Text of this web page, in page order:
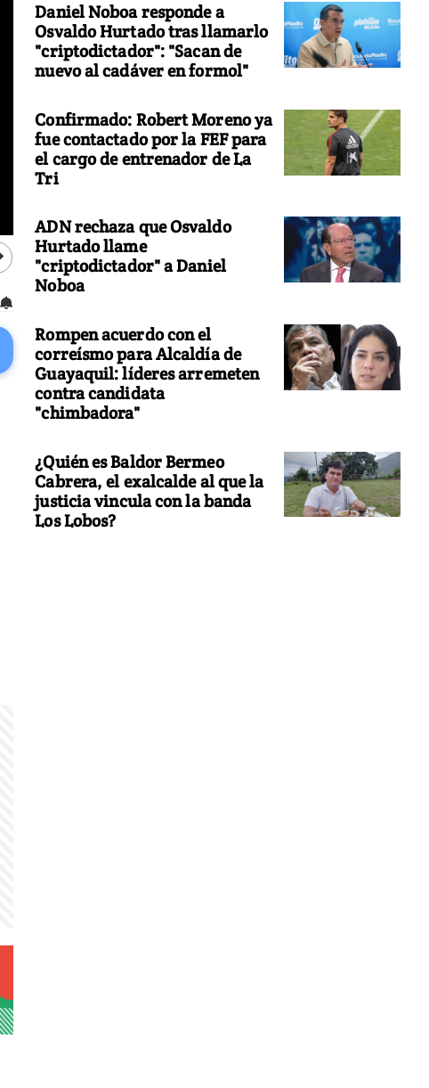
Daniel Noboa responde a
Osvaldo Hurtado tras llamarlo
"criptodictador": "Sacan de
nuevo al cadáver en formol"
Confirmado: Robert Moreno ya
fue contactado por la FEF para
el cargo de entrenador de La
Tri
ADN rechaza que Osvaldo
Hurtado llame
"criptodictador" a Daniel
Noboa
Rompen acuerdo con el
correísmo para Alcaldía de
Guayaquil: líderes arremeten
contra candidata
"chimbadora"
¿Quién es Baldor Bermeo
Cabrera, el exalcalde al que la
justicia vincula con la banda
Los Lobos?